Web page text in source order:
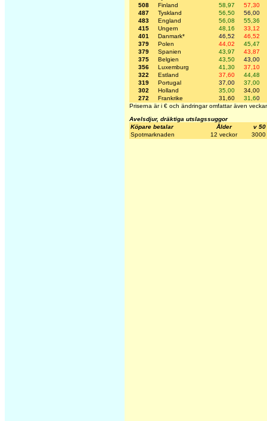
508
Finland 58,97
57,30
487
Tyskland 56,50
56,00
483
England 56,08
55,36
415
Ungern 48,16
33,12
401
Danmark* 46,52
46,52
379
Polen 44,02
45,47
379
Spanien 43,97
43,87
375
Belgien 43,50
43,00
356
Luxemburg 41,30
37,10
322
Estland 37,60
44,48
319
Portugal 37,00
37,00
302
Holland 35,00
34,00
272
Frankrike 31,60 31,60
Priserna är i € och ändringar omfattar även
Avelsdjur, dräktiga utslagssuggor
Köpare betalar
Ålder
v 50
Spotmarknaden
12 veckor 3000